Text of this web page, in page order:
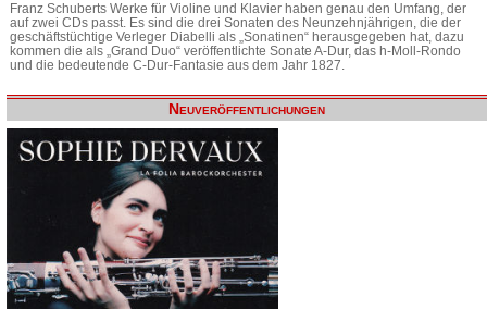
Franz Schuberts Werke für Violine und Klavier haben genau den Umfang, der
auf zwei CDs passt. Es sind die drei Sonaten des Neunzehnjährigen, die der
geschäftstüchtige Verleger Diabelli als „Sonatinen“ herausgegeben hat, dazu
kommen die als „Grand Duo“ veröffentlichte Sonate A-Dur, das h-Moll-Rondo
und die bedeutende C-Dur-Fantasie aus dem Jahr 1827.
Neuveröffentlichungen